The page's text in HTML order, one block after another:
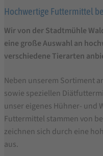
Hochwertige Futtermittel
Wir von der Stadtmühle
eine große Auswahl an
verschiedene Tierarten
Neben unserem Sortiment
sowie speziellen
unser eigenes Hühner- und
Futtermittel stammen von
zeichnen sich durch eine
aus.